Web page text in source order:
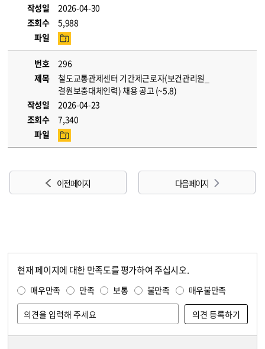
작성일
2026-04-30
조회수
5,988
파일
번호
296
제목
철도교통관제센터 기간제근로자(보건관리원_
결원보충대체인력) 채용 공고 (~5.8)
작성일
2026-04-23
조회수
7,340
파일
이전 페이지 다음 페이지
현재 페이지에 대한 만족도를 평가하여 주십시오.
매우만족 만족 보통 불만족 매우불만족